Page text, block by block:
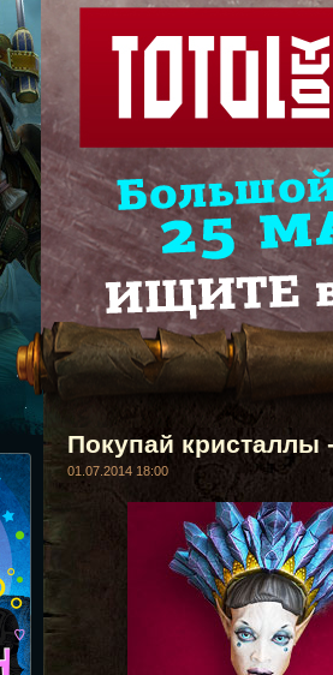
Покупай кристаллы
01.07.2014 18:00